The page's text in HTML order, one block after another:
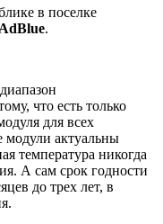
в поселке
AdBlue.
что есть только
для всех
актуальны
температура никогда
А сам срок годности
до трех лет, в